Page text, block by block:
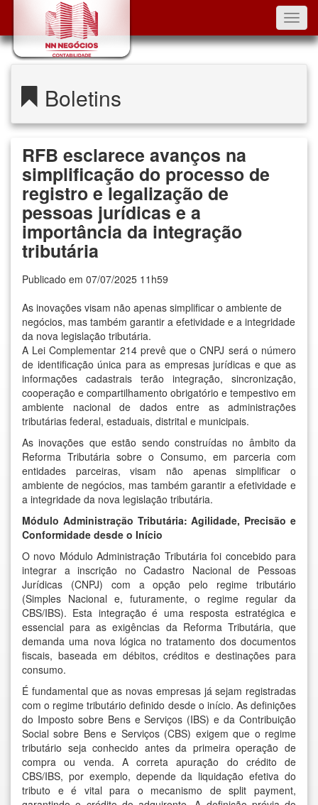
Boletins
RFB esclarece avanços na
simplificação do processo de
registro e legalização de
pessoas jurídicas e a
importância da integração
tributária
Publicado em 07/07/2025 11h59
As inovações visam não apenas simplificar o ambiente de
negócios, mas também garantir a efetividade e a integridade
da nova legislação tributária.
A Lei Complementar 214 prevê que o CNPJ será o número
de identificação única para as empresas jurídicas e que as
informações cadastrais terão integração, sincronização,
cooperação e compartilhamento obrigatório e tempestivo em
ambiente nacional de dados entre as administrações
tributárias federal, estaduais, distrital e municipais.
As inovações que estão sendo construídas no âmbito da
Reforma Tributária sobre o Consumo, em parceria com
entidades parceiras, visam não apenas simplificar o
ambiente de negócios, mas também garantir a efetividade e
a integridade da nova legislação tributária.
Módulo Administração Tributária: Agilidade, Precisão e
Conformidade desde o Início
O novo Módulo Administração Tributária foi concebido para
integrar a inscrição no Cadastro Nacional de Pessoas
Jurídicas (CNPJ) com a opção pelo regime tributário
(Simples Nacional e, futuramente, o regime regular da
CBS/IBS). Esta integração é uma resposta estratégica e
essencial para as exigências da Reforma Tributária, que
demanda uma nova lógica no tratamento dos documentos
fiscais, baseada em débitos, créditos e destinações para
consumo.
É fundamental que as novas empresas já sejam registradas
com o regime tributário definido desde o início. As definições
do Imposto sobre Bens e Serviços (IBS) e da Contribuição
Social sobre Bens e Serviços (CBS) exigem que o regime
tributário seja conhecido antes da primeira operação de
compra ou venda. A correta apuração do crédito de
CBS/IBS, por exemplo, depende da liquidação efetiva do
tributo e é vital para o mecanismo de split payment,